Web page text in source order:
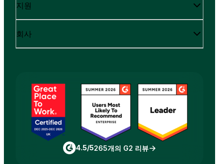
지원
회사
4.5/5265개의 G2 리뷰